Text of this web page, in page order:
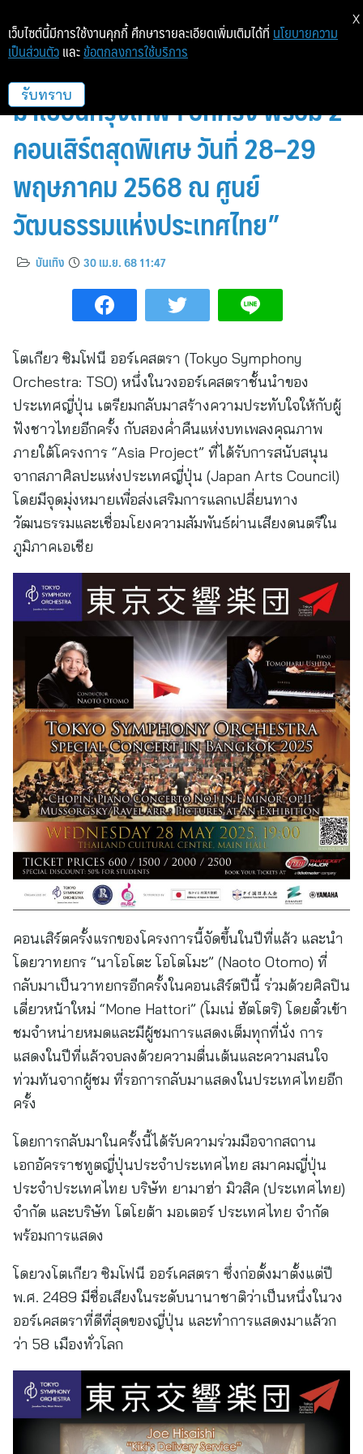
“โตเกียว ซิมโฟนี ออร์เคสตรา กลับ
มาเยือนกรุงเทพฯ อีกครั้ง พร้อม 2
คอนเสิร์ตสุดพิเศษ วันที่ 28–29
พฤษภาคม 2568 ณ ศูนย์
วัฒนธรรมแห่งประเทศไทย”
บันเทิง 30 เม.ย. 68 11:47
โตเกียว ซิมโฟนี ออร์เคสตรา (Tokyo Symphony
Orchestra: TSO) หนึ่งในวงออร์เคสตราชั้นนำของ
ประเทศญี่ปุ่น เตรียมกลับมาสร้างความประทับใจให้กับผู้
ฟังชาวไทยอีกครั้ง กับสองค่ำคืนแห่งบทเพลงคุณภาพ
ภายใต้โครงการ “Asia Project” ที่ได้รับการสนับสนุน
จากสภาศิลปะแห่งประเทศญี่ปุ่น (Japan Arts Council)
โดยมีจุดมุ่งหมายเพื่อส่งเสริมการแลกเปลี่ยนทาง
วัฒนธรรมและเชื่อมโยงความสัมพันธ์ผ่านเสียงดนตรีใน
ภูมิภาคเอเชีย
คอนเสิร์ตครั้งแรกของโครงการนี้จัดขึ้นในปีที่แล้ว และนำ
โดยวาทยกร “นาโอโตะ โอโตโมะ” (Naoto Otomo) ที่
กลับมาเป็นวาทยกรอีกครั้งในคอนเสิร์ตปีนี้ ร่วมด้วยศิลปิน
เดี่ยวหน้าใหม่ “Mone Hattori” (โมเน่ ฮัตโตริ) โดยตั๋วเข้า
ชมจำหน่ายหมดและมีผู้ชมการแสดงเต็มทุกที่นั่ง การ
แสดงในปีที่แล้วจบลงด้วยความตื่นเต้นและความสนใจ
ท่วมท้นจากผู้ชม ที่รอการกลับมาแสดงในประเทศไทยอีก
ครั้ง
โดยการกลับมาในครั้งนี้ได้รับความร่วมมือจากสถาน
เอกอัครราชทูตญี่ปุ่นประจำประเทศไทย สมาคมญี่ปุ่น
ประจำประเทศไทย บริษัท ยามาฮ่า มิวสิค (ประเทศไทย)
จำกัด และบริษัท โตโยต้า มอเตอร์ ประเทศไทย จำกัด
พร้อมการแสดง
โดยวงโตเกียว ซิมโฟนี ออร์เคสตรา ซึ่งก่อตั้งมาตั้งแต่ปี
พ.ศ. 2489 มีชื่อเสียงในระดับนานาชาติว่าเป็นหนึ่งในวง
ออร์เคสตราที่ดีที่สุดของญี่ปุ่น และทำการแสดงมาแล้วก
ว่า 58 เมืองทั่วโลก
เว็บไซต์นี้มีการใช้งานคุกกี้ ศึกษารายละเอียดเพิ่มเติมได้ที่ นโยบายความ
เป็นส่วนตัว และ ข้อตกลงการใช้บริการ
รับทราบ
X